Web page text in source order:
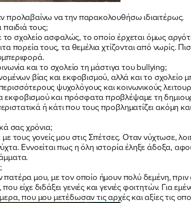
προλαβαίνω να την παρακολουθήσω ιδιαιτέρως.
τους;
το σχολείο ασφαλώς, το οποίο έρχεται όμως
πορεία τους, τα θεμέλια χτίζονται από νωρίς.
και το σχολείο τη μάστιγα του bullying;
βίας και εκφοβισμού, αλλά και το σχολείο
ψυχολόγους και κοινωνικούς
εκφοβισμού και πρόσφατα προβλέψαμε τη
ή κάτι που τους προβληματίζει ακόμη
σας χρόνια;
τους γονείς μου στις Σπέτσες. Οταν νύχτωσε,
Εννοείται πως η όλη ιστορία έληξε άδοξα,
μου, με τον οποίο ήμουν πολύ δεμένη, πριν
είχε διδάξει γενιές και γενιές φοιτητών. Για
που μου μετέδωσαν τις αρχές και αξίες τις